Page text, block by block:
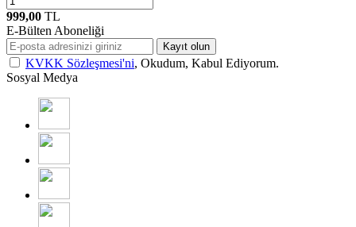
999,00 TL
E-Bülten Aboneliği
Kayıt olun
KVKK Sözleşmesi'ni, Okudum, Kabul Ediyorum.
Sosyal Medya